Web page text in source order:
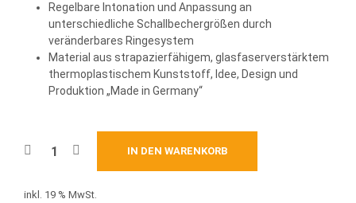
Regelbare Intonation und Anpassung an
unterschiedliche Schallbechergrößen durch
veränderbares Ringesystem
Material aus strapazierfähigem, glasfaserverstärktem
thermoplastischem Kunststoff, Idee, Design und
Produktion „Made in Germany“
IN DEN WARENKORB
inkl. 19 % MwSt.